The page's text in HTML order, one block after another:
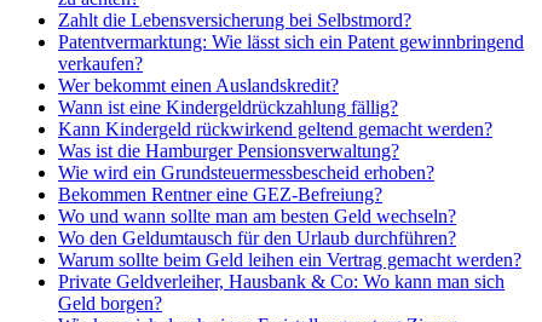
Zahlt die Lebensversicherung bei Selbstmord?
Patentvermarktung: Wie lässt sich ein Patent gewinnbringend
verkaufen?
Wer bekommt einen Auslandskredit?
Wann ist eine Kindergeldrückzahlung fällig?
Kann Kindergeld rückwirkend geltend gemacht werden?
Was ist die Hamburger Pensionsverwaltung?
Wie wird ein Grundsteuermessbescheid erhoben?
Bekommen Rentner eine GEZ-Befreiung?
Wo und wann sollte man am besten Geld wechseln?
Wo den Geldumtausch für den Urlaub durchführen?
Warum sollte beim Geld leihen ein Vertrag gemacht werden?
Private Geldverleiher, Hausbank & Co: Wo kann man sich
Geld borgen?